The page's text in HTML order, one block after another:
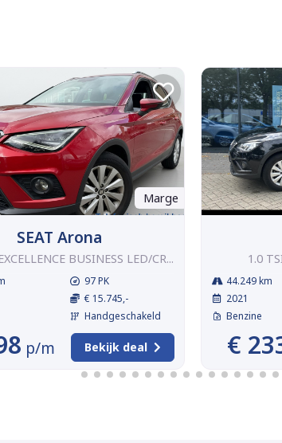
Marge
SEAT Arona
BUSINESS LED/CR...
97 PK
€ 15.745,-
Handgeschakeld
p/m Bekijk deal
1.0
44.249 km
2021
Benzine
€